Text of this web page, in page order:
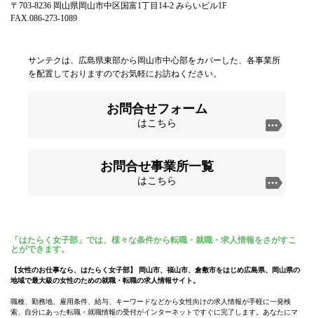
〒703-8236 岡山県岡山市中区国富1丁目14-2 みらいビル1F
FAX.086-273-1089
サンテクは、広島県東部から岡山市中心部をカバーした、各事業所
を配置しておりますのでお気軽にお訪ねください。
お問合せフォーム
はこちら
お問合せ事業所一覧
はこちら
「はたらく女子部」では、様々な条件から転職・就職・求人情報をさがすこ
とができます。
【女性のお仕事なら、はたらく女子部】 岡山市、福山市、倉敷市をはじめ広島県、岡山県の
地域で最大級の女性のための就職・転職の求人情報サイト。
職種、勤務地、雇用条件、給与、キーワードなどから女性向けの求人情報が手軽に一発検
索、自分にあった転職・就職情報の受付がインターネットですぐに完了します。あなたにマ